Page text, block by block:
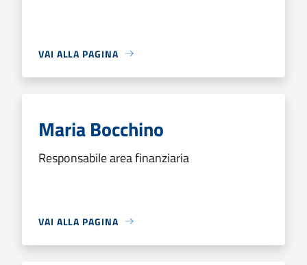
VAI ALLA PAGINA
Maria Bocchino
Responsabile area finanziaria
VAI ALLA PAGINA